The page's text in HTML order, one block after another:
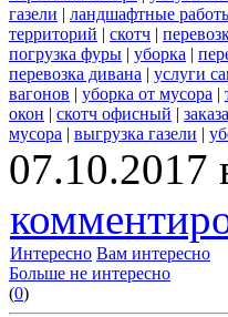
газели | ландшафтные
территорий | скотч |
погрузка фуры | уборка |
перевозка дивана | услуги
вагонов | уборка от мусора |
окон | скотч офисный |
мусора | выгрузка газели |
07.10.2017
Интересно Вам интересно
Больше не интересно
(0)